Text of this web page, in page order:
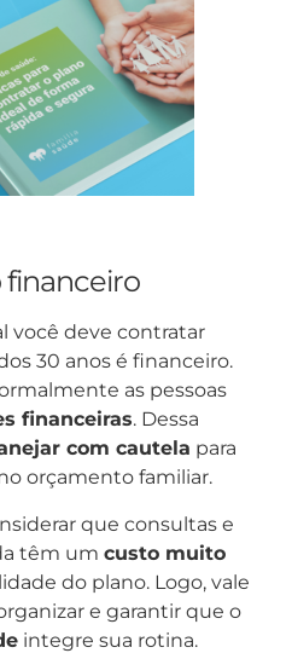
financeiro
você deve contratar
30 anos é financeiro.
as pessoas
financeiras. Dessa
com cautela para
orçamento familiar.
que consultas e
têm um custo muito
do plano. Logo, vale
e garantir que o
integre sua rotina.